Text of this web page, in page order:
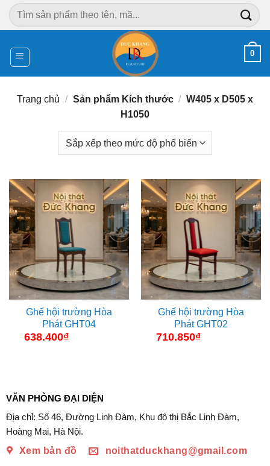
Chuyển
đến
dung
Tìm
kiếm:
0
Trang chủ / Sản phẩm Kích thước / W405 x D505 x
H1050
Ghế hội trường Hòa
Phát GHT04
638.400₫
Ghế hội trường Hòa
Phát GHT02
710.850₫
VĂN PHÒNG ĐẠI DIỆN
Địa chỉ: Số 46, Đường Linh Đàm, Khu đô thị Bắc Linh Đàm,
Hoàng Mai, Hà Nội.
Xem bản đồ
noithatduckhang@gmail.com